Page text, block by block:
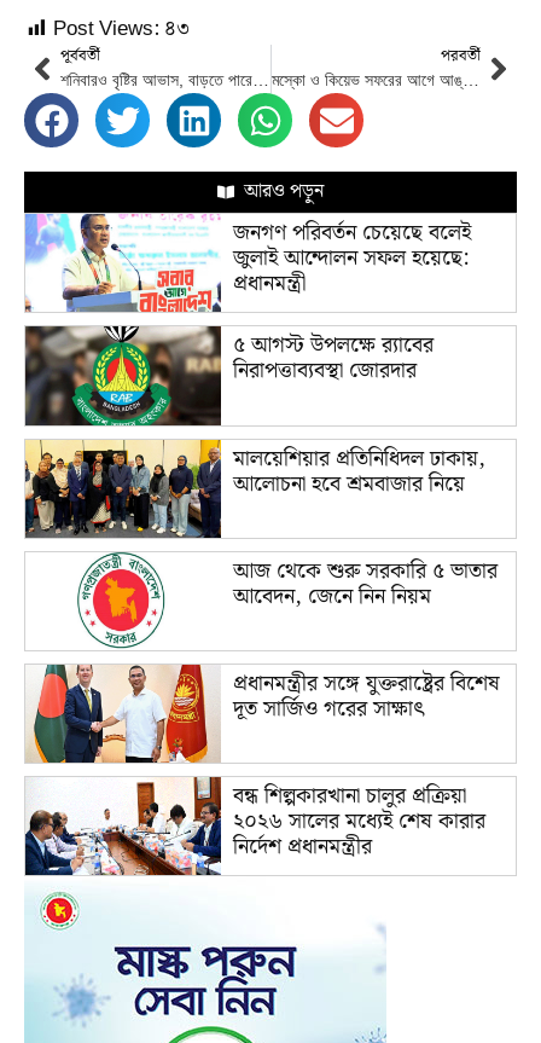
Post Views: ৪৩
পূর্ববর্তী পরবর্তী
মস্কো ও কিয়েভ সফরের আগে আঙ্কারা সফর করবেন জাতিসংঘ মহসচিব
আরও পড়ুন
জনগণ পরিবর্তন চেয়েছে বলেই
জুলাই আন্দোলন সফল হয়েছে:
প্রধানমন্ত্রী
৫ আগস্ট উপলক্ষে র‌্যাবের
নিরাপত্তাব্যবস্থা জোরদার
মালয়েশিয়ার প্রতিনিধিদল ঢাকায়,
আলোচনা হবে শ্রমবাজার নিয়ে
আজ থেকে শুরু সরকারি ৫ ভাতার
আবেদন, জেনে নিন নিয়ম
প্রধানমন্ত্রীর সঙ্গে যুক্তরাষ্ট্রের বিশেষ
দূত সার্জিও গরের সাক্ষাৎ
বন্ধ শিল্পকারখানা চালুর প্রক্রিয়া
২০২৬ সালের মধ্যেই শেষ কারার
নির্দেশ প্রধানমন্ত্রীর